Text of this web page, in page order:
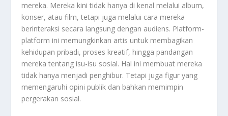
mereka. Mereka kini tidak hanya di kenal melalui album,
konser, atau film, tetapi juga melalui cara mereka
berinteraksi secara langsung dengan audiens. Platform-
platform ini memungkinkan artis untuk membagikan
kehidupan pribadi, proses kreatif, hingga pandangan
mereka tentang isu-isu sosial. Hal ini membuat mereka
tidak hanya menjadi penghibur. Tetapi juga figur yang
memengaruhi opini publik dan bahkan memimpin
pergerakan sosial.